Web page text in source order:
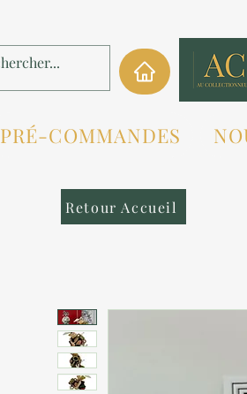
PRÉ-COMMANDES
Retour Accueil